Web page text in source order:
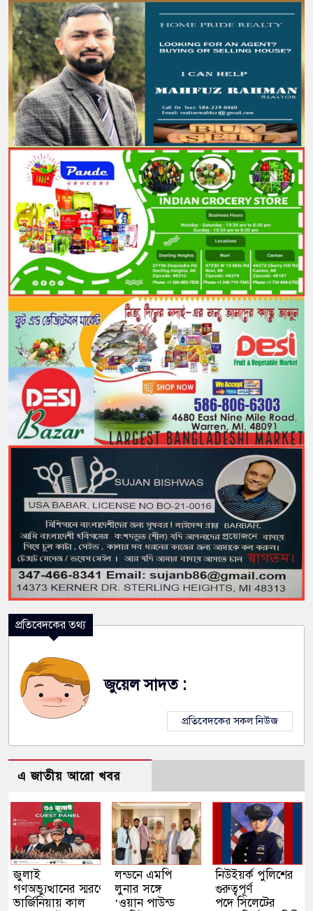
প্রতিবেদকের তথ্য
জুয়েল সাদত :
প্রতিবেদকের সকল নিউজ
এ জাতীয় আরো খবর
জুলাই
গণঅভ্যুত্থানের স্মরণে
ভার্জিনিয়ায় কাল
লন্ডনে এমপি
লুনার সঙ্গে
‘ওয়ান পাউন্ড
নিউইয়র্ক পুলিশের
গুরুত্বপূর্ণ
পদে সিলেটের